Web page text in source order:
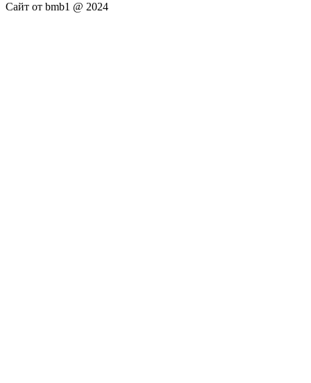
Сайт от bmb1 @ 2024